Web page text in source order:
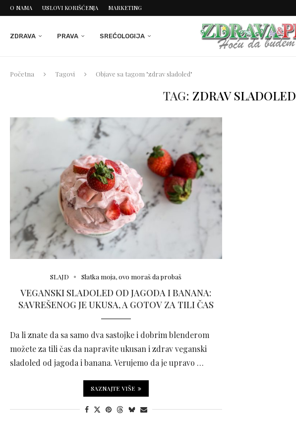
O NAMA USLOVI KORIŠĆENJA MARKETING
ZDRAVA PRAVA SREĆOLOGIJA
Početna Tagovi Objave sa tagom "zdrav sladoled"
TAG: ZDRAV SLADOLED
SLAJD Slatka moja, ovo moraš da probaš
VEGANSKI SLADOLED OD JAGODA I BANANA:
SAVREŠENOG JE UKUSA, A GOTOV ZA TILI ČAS
Da li znate da sa samo dva sastojke i dobrim blenderom
možete za tili čas da napravite ukusan i zdrav veganski
sladoled od jagoda i banana. Verujemo da je upravo …
SAZNAJTE VIŠE